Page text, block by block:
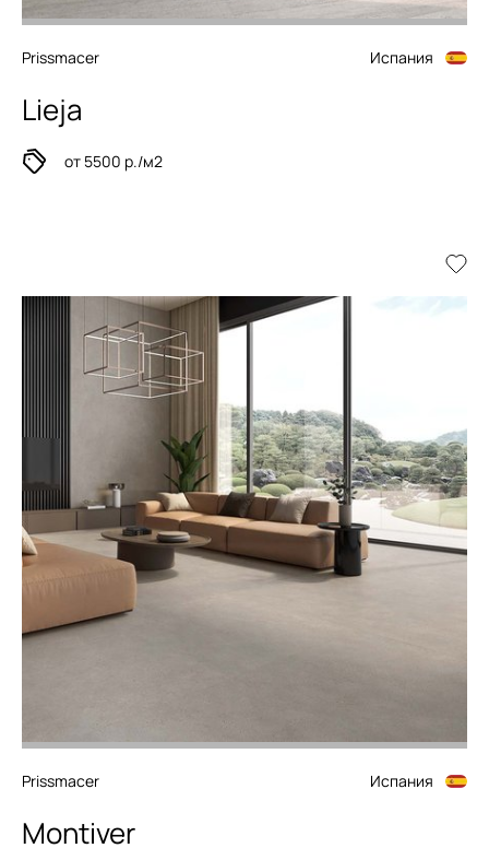
Prissmacer Испания
Lieja
от 5500 р./м2
Prissmacer Испания
Montiver